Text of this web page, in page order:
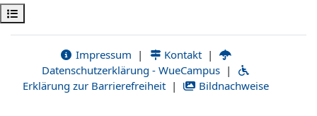
Открыть оглавление курса
Impressum | Kontakt |
Datenschutzerklärung - WueCampus |
Erklärung zur Barrierefreiheit | Bildnachweise